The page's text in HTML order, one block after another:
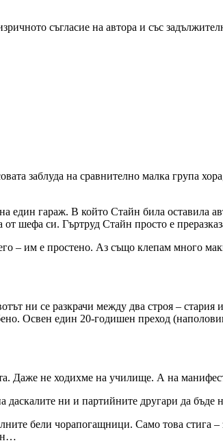
съгласие на автора и със
заблуда на сравнително малка група
един гараж. В който Стайн била
от шефа си. Гъртруд Стайн просто е
– им е простено. Аз също клепам много
ни се разкрачи между два строя – стария
Освен един 20-годишен преход
Даже не ходихме на училище. А на
ни и партийните другари да бъде
бели чорапогащници. Само това стига –